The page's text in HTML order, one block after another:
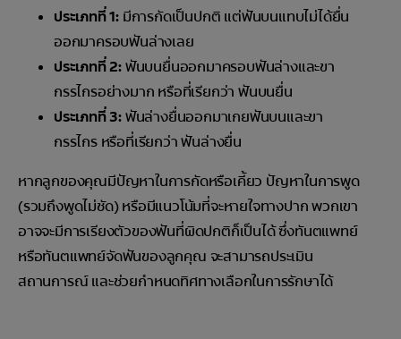
ประเภทที่ 1: มีการกัดเป็นปกติ แต่ฟันบนแทบไม่ได้ยื่น
ออกมาครอบฟันล่างเลย
ประเภทที่ 2:ฟันบนยื่นออกมาครอบฟันล่างและขา
กรรไกรอย่างมาก หรือที่เรียกว่า ฟันบนยื่น
ประเภทที่ 3:ฟันล่างยื่นออกมาเกยฟันบนและขา
กรรไกร หรือที่เรียกว่า ฟันล่างยื่น
หากลูกของคุณมีปัญหาในการกัดหรือเคี้ยว ปัญหาในการพูด
(รวมถึงพูดไม่ชัด) หรือมีแนวโน้มที่จะหายใจทางปาก พวกเขา
อาจจะมีการเรียงตัวของฟันที่ผิดปกติก็เป็นได้ ซึ่งทันตแพทย์
หรือทันตแพทย์จัดฟันของลูกคุณ จะสามารถประเมิน
สถานการณ์ และช่วยกำหนดทิศทางเลือกในการรักษาได้